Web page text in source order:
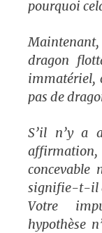
pourquoi
Maintenant,
dragon
immatériel,
pas de
S’il n’y a
concevable
signifie-t-il
Votre
hypothèse